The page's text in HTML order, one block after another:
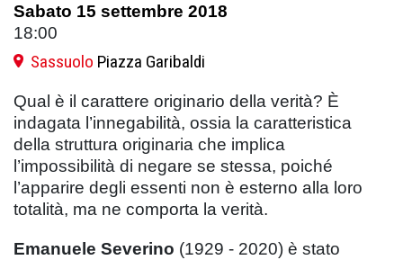
Sabato 15 settembre 2018
18:00
Sassuolo Piazza Garibaldi
Qual è il carattere originario della verità? È
indagata l’innegabilità, ossia la caratteristica
della struttura originaria che implica
l’impossibilità di negare se stessa, poiché
l’apparire degli essenti non è esterno alla loro
totalità, ma ne comporta la verità.
Emanuele Severino (1929 - 2020) è stato